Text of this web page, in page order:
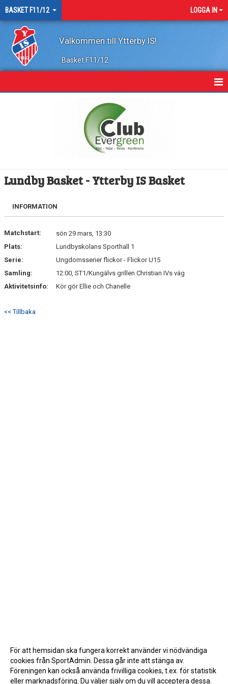
BASKET F11/12 LOGGA IN
Välkommen till Ytterby IS!
Basket F11/12
DOKUMENT
KONTAKT
Lundby Basket - Ytterby IS Basket
INFORMATION
Matchstart:
sön 29 mars, 13:30
Plats:
Lundbyskolans Sporthall 1
Serie:
Ungdomsserier flickor - Flickor U15
Samling:
12:00, ST1/Kungälvs grillen Christian IVs väg
Aktivitetsinfo:
Kör gör Ellie och Chanelle
<< Tillbaka
För att hemsidan ska fungera korrekt använder vi nödvändiga
cookies från SportAdmin. Dessa går inte att stänga av.
Föreningen kan också använda frivilliga cookies, t.ex. för statistik
eller marknadsföring. Du väljer själv om du vill acceptera dessa.